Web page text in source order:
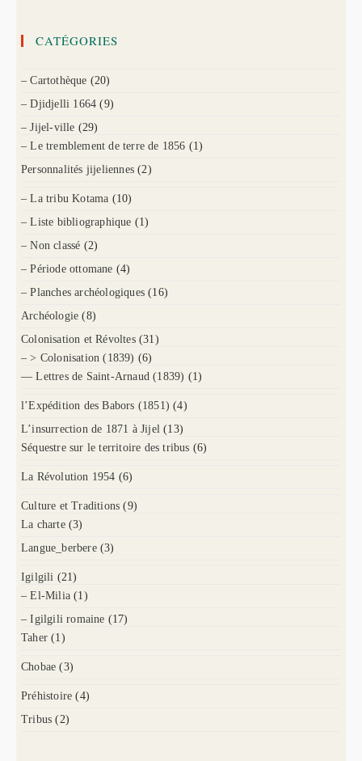
CATÉGORIES
– Cartothèque (20)
– Djidjelli 1664 (9)
– Jijel-ville (29)
– Le tremblement de terre de 1856 (1)
Personnalités jijeliennes (2)
– La tribu Kotama (10)
– Liste bibliographique (1)
– Non classé (2)
– Période ottomane (4)
– Planches archéologiques (16)
Archéologie (8)
Colonisation et Révoltes (31)
– > Colonisation (1839) (6)
— Lettres de Saint-Arnaud (1839) (1)
l’Expédition des Babors (1851) (4)
L’insurrection de 1871 à Jijel (13)
Séquestre sur le territoire des tribus (6)
La Révolution 1954 (6)
Culture et Traditions (9)
La charte (3)
Langue_berbere (3)
Igilgili (21)
– El-Milia (1)
– Igilgili romaine (17)
Taher (1)
Chobae (3)
Préhistoire (4)
Tribus (2)